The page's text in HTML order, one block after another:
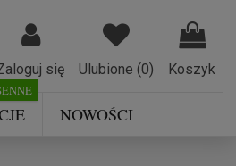
się Ulubione (0) Koszyk
NOWOŚCI